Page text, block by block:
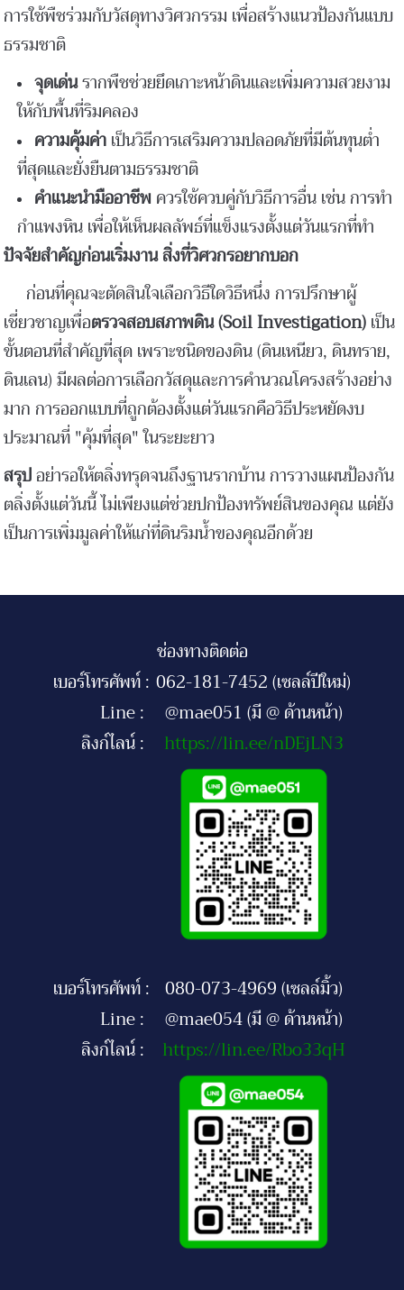
การใช้พืชร่วมกับวัสดุทางวิศวกรรม เพื่อสร้างแนวป้องกันแบบ
ธรรมชาติ
จุดเด่นรากพืชช่วยยึดเกาะหน้าดินและเพิ่มความสวยงาม
ให้กับพื้นที่ริมคลอง
ความคุ้มค่าเป็นวิธีการเสริมความปลอดภัยที่มีต้นทุนต่ำ
ที่สุดและยั่งยืนตามธรรมชาติ
คำแนะนำมืออาชีพ ควรใช้ควบคู่กับวิธีการอื่น เช่น การทำ
กำแพงหิน เพื่อให้เห็นผลลัพธ์ที่แข็งแรงตั้งแต่วันแรกที่ทำ
ปัจจัยสำคัญก่อนเริ่มงาน สิ่งที่วิศวกรอยากบอก
ก่อนที่คุณจะตัดสินใจเลือกวิธีใดวิธีหนึ่ง การปรึกษาผู้
เชี่ยวชาญเพื่อตรวจสอบสภาพดิน (Soil Investigation)เป็น
ขั้นตอนที่สำคัญที่สุด เพราะชนิดของดิน (ดินเหนียว, ดินทราย,
ดินเลน) มีผลต่อการเลือกวัสดุและการคำนวณโครงสร้างอย่าง
มาก การออกแบบที่ถูกต้องตั้งแต่วันแรกคือวิธีประหยัดงบ
ประมาณที่ "คุ้มที่สุด" ในระยะยาว
สรุปอย่ารอให้ตลิ่งทรุดจนถึงฐานรากบ้าน การวางแผนป้องกัน
ตลิ่งตั้งแต่วันนี้ ไม่เพียงแต่ช่วยปกป้องทรัพย์สินของคุณ แต่ยัง
เป็นการเพิ่มมูลค่าให้แก่ที่ดินริมน้ำของคุณอีกด้วย
ช่องทางติดต่อ
เบอร์โทรศัพท์ : 062-181-7452 (เซลล์ปีใหม่)
Line :
@mae051 (มี @ ด้านหน้า)
ลิงก์ไลน์ :
https://lin.ee/nDEjLN3
เบอร์โทรศัพท์ : 080-073-4969 (เซลล์มิ้ว)
Line :
@mae054 (มี @ ด้านหน้า)
ลิงก์ไลน์ :
https://lin.ee/Rbo33qH